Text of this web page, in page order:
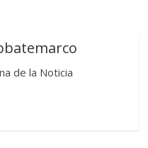
de la Noticia